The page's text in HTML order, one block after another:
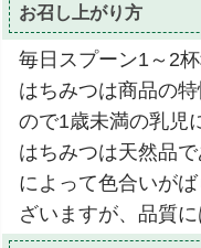
お召し上がり方
毎日スプーン1～2
はちみつは商品の
ので1歳未満の乳児
はちみつは天然品
によって色合いが
ざいますが、品質